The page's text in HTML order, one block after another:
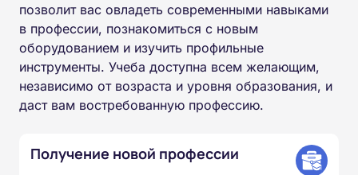
позволит вас овладеть современными навыками
в профессии, познакомиться с новым
оборудованием и изучить профильные
инструменты. Учеба доступна всем желающим,
независимо от возраста и уровня образования, и
даст вам востребованную профессию.
Получение новой профессии